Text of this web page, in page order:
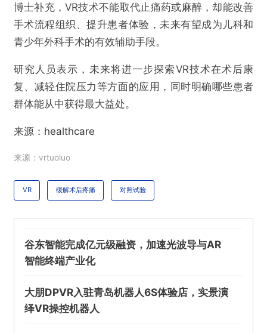
@VR陀螺
VR技术或可缓解儿科患者术后早期疼痛
欺诈
不实信息 违法犯罪
博士补充，VR技术不能取代止痛药或麻醉，却能改善
手术流程组织、提升患者体验，未来有望成为儿科和
青少年外科手术的有效辅助手段。
研究人员表示，未来将进一步探索VR技术在术后康
复、减轻住院压力等方面的应用，同时明确哪些患者
群体能从中获得最大益处。
来源： healthcare
来源：vrtuoluo
VR 缓解术后疼痛 对照试验
谷东智能完成亿元级融资，加速光波导与AR
智能终端产业化
大朋DPVR入驻青岛机器人6S体验店，实景演
绎VR操控机器人